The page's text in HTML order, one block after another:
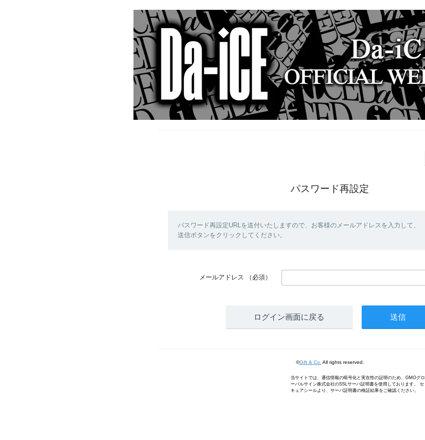
パスワード再設定
パスワード再設定URLを送付いたしますので、お客様のメールアドレスを入力して、
送信ボタンをクリックしてください。
メールアドレス （必須）
ログイン画面に戻る
©Gift & Co. All rights reserved.
当サイトでは、通信情報の暗号化と実在性の証明のため、GMOグロ
ーバルサイン株式会社のSSLサーバ証明書を使用しております。 セ
キュアシールより、サーバ証明書の検証結果をご確認ください。